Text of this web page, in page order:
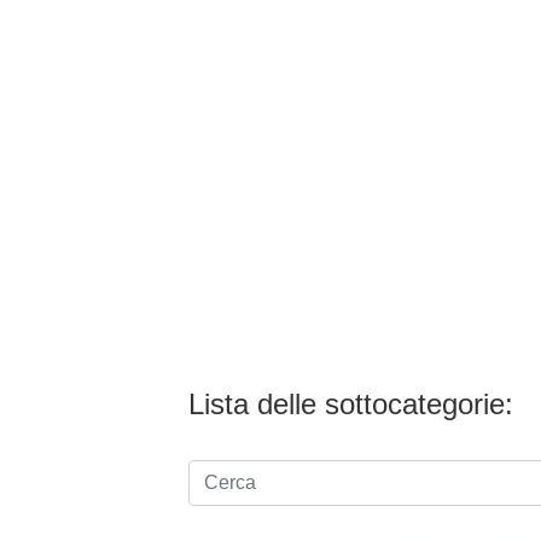
Lista delle sottocategorie: